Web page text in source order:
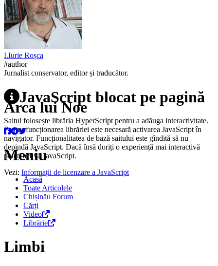
I.Iurie Roșca
#author
Jurnalist conservator, editor și traducător.
JavaScript blocat pe pagină
Saitul folosește librăria HyperScript pentru a adăuga interactivitate.
Pentru funcționarea librăriei este necesară activarea JavaScript în
navigator. Funcționalitatea de bază saitului este gîndită să nu
depindă JavaScript. Dacă însă doriți o experiență mai interactivă
puteți activa JavaScript.
Vezi: Informații de licenzare a JavaScript
Arca lui Noe
Meniu
Acasă
Toate Articolele
Chișinău Forum
Cărți
Video
Librărie
Limbi